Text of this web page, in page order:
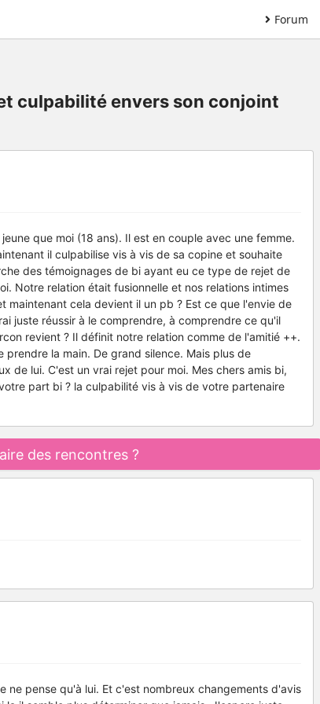
Forum
culpabilité envers son conjoint
que moi (18 ans). Il est en couple avec une femme.
il culpabilise vis à vis de sa copine et souhaite
des témoignages de bi ayant eu ce type de rejet de
Notre relation était fusionnelle et nos relations intimes
maintenant cela devient il un pb ? Est ce que l'envie de
juste réussir à le comprendre, à comprendre ce qu'il
revient ? Il définit notre relation comme de l'amitié ++.
la main. De grand silence. Mais plus de
de lui. C'est un vrai rejet pour moi. Mes chers amis bi,
part bi ? la culpabilité vis à vis de votre partenaire
des rencontres ?
ne pense qu'à lui. Et c'est nombreux changements d'avis